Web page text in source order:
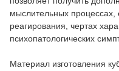
мыслительных процессах,
реагирования, чертах
психопатологических
Материал изготовления